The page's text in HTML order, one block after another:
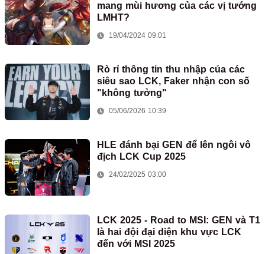
mang mùi hương của các vị tướng
LMHT?
19/04/2024 09:01
Rò rỉ thông tin thu nhập của các
siêu sao LCK, Faker nhận con số
"không tưởng"
05/06/2026 10:39
HLE đánh bại GEN để lên ngôi vô
địch LCK Cup 2025
24/02/2025 03:00
LCK 2025 - Road to MSI: GEN và T1
là hai đội đại diện khu vực LCK
đến với MSI 2025